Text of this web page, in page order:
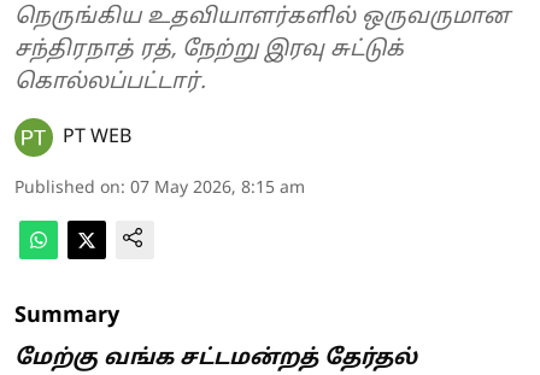
நெருங்கிய உதவியாளர்களில் ஒருவருமான
சந்திரநாத் ரத், நேற்று இரவு சுட்டுக்
கொல்லப்பட்டார்.
PT WEB
Published on: 07 May 2026, 8:15 am
Summary
மேற்கு வங்க சட்டமன்றத் தேர்தல்